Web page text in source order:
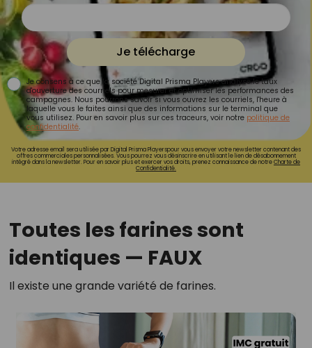
Je télécharge
Je consens à ce que la société Digital Prisma Players analyse le taux
d'ouverture des courriels pour mesurer et optimiser les performances des
campagnes. Nous pourrons savoir si vous ouvrez les courriels, l'heure à
laquelle vous le faites ainsi que des informations sur le terminal que
vous utilisez. Pour en savoir plus sur ces traceurs, voir notre politique de
confidentialité.
Votre adresse email sera utilisée par Digital Prisma Playerspour vous envoyer votre newsletter contenant des
offres commerciales personnalisées. Vous pourrez vous désinscrire en utilisant le lien de désabonnement
intégré dans la newsletter. Pour en savoir plus et exercer vos droits, prenez connaissance de notreCharte de
Confidentialité.
Toutes les farines sont
identiques — FAUX
Il existe une grande variété de farines.